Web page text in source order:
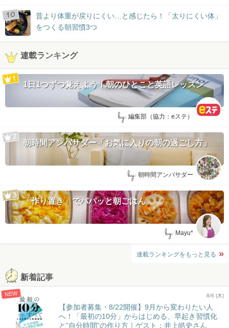
昔より体重が戻りにくい…と感じたら！「太りにくい体」
をつくる朝習慣3つ
連載ランキング
1日1つずつ覚えよう！朝のひとこと英語レッスン
by: 編集部（協力：eステ）
朝時間アンバサダー「お気に入りの朝の過ごし方」
by: 朝時間アンバサダー
「作り置き」でパパッと朝ごはん
by: Mayu*
連載ランキングをもっと見る
新着記事
NEW 8/6 (木)
【参加者募集・8/22開催】9月から変わりたい人
へ！「最初の10分」からはじめる、早起き習慣化
と“自分時間”の作り方｜ゲスト：井上皓史さん